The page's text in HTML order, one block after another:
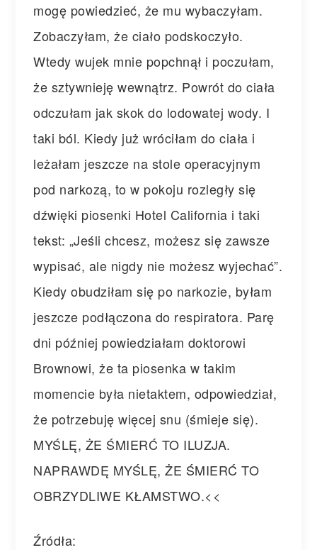
mogę powiedzieć, że mu wybaczyłam.
Zobaczyłam, że ciało podskoczyło.
Wtedy wujek mnie popchnął i poczułam,
że sztywnieję wewnątrz. Powrót do ciała
odczułam jak skok do lodowatej wody. I
taki ból. Kiedy już wróciłam do ciała i
leżałam jeszcze na stole operacyjnym
pod narkozą, to w pokoju rozległy się
dźwięki piosenki Hotel California i taki
tekst: „Jeśli chcesz, możesz się zawsze
wypisać, ale nigdy nie możesz wyjechać”.
Kiedy obudziłam się po narkozie, byłam
jeszcze podłączona do respiratora. Parę
dni później powiedziałam doktorowi
Brownowi, że ta piosenka w takim
momencie była nietaktem, odpowiedział,
że potrzebuję więcej snu (śmieje się).
MYŚLĘ, ŻE ŚMIERĆ TO ILUZJA.
NAPRAWDĘ MYŚLĘ, ŻE ŚMIERĆ TO
OBRZYDLIWE KŁAMSTWO.<<
Źródła: